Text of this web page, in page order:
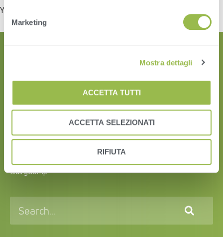
Marketing
Mostra dettagli
ACCETTA TUTTI
ACCETTA SELEZIONATI
RIFIUTA
You must be
HERD
DairyComp